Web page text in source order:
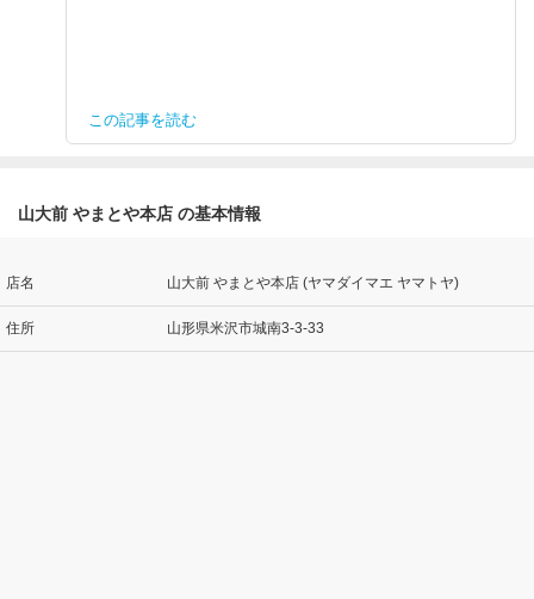
この記事を読む
山大前 やまとや本店 の基本情報
店名 山大前 やまとや本店 (ヤマダイマエ ヤマトヤ)
住所 山形県米沢市城南3-3-33